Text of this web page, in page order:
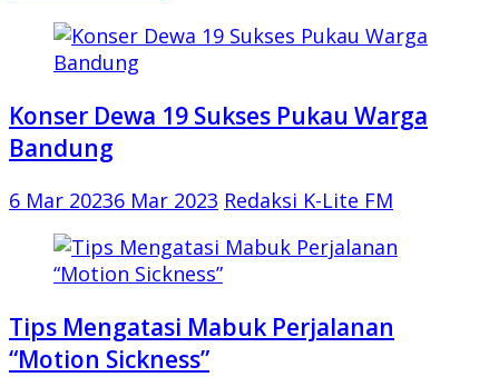
Konser Dewa 19 Sukses Pukau Warga
Bandung
6 Mar 20236 Mar 2023 Redaksi K-Lite FM
Tips Mengatasi Mabuk Perjalanan
“Motion Sickness”